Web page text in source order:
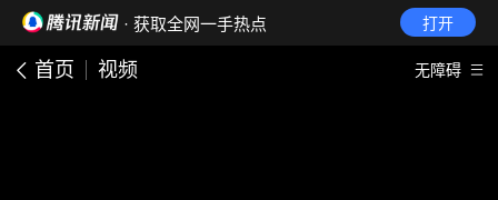
· 获取全网一手热点 打开
首页 视频 无障碍